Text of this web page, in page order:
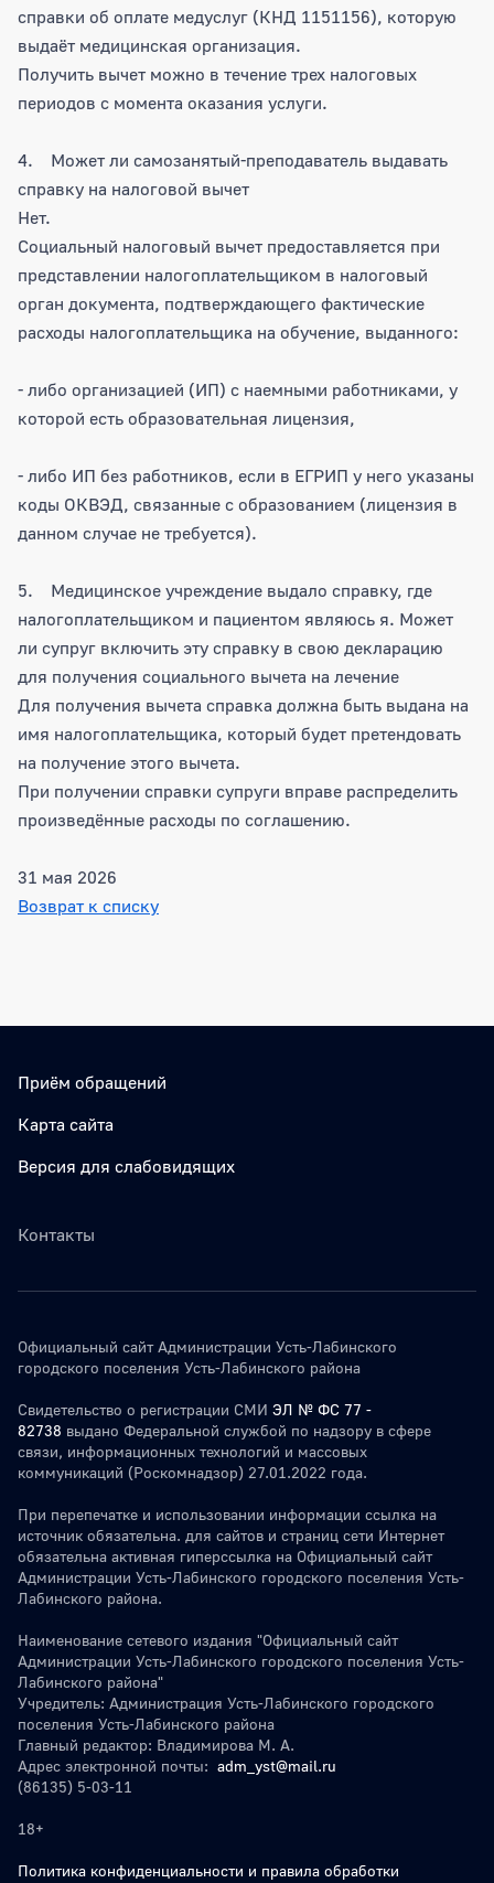
справки об оплате медуслуг (КНД 1151156), которую
выдаёт медицинская организация.
Получить вычет можно в течение трех налоговых
периодов с момента оказания услуги.
4. Может ли самозанятый-преподаватель выдавать
справку на налоговой вычет
Нет.
Социальный налоговый вычет предоставляется при
представлении налогоплательщиком в налоговый
орган документа, подтверждающего фактические
расходы налогоплательщика на обучение, выданного:
- либо организацией (ИП) с наемными работниками, у
которой есть образовательная лицензия,
- либо ИП без работников, если в ЕГРИП у него указаны
коды ОКВЭД, связанные с образованием (лицензия в
данном случае не требуется).
5. Медицинское учреждение выдало справку, где
налогоплательщиком и пациентом являюсь я. Может
ли супруг включить эту справку в свою декларацию
для получения социального вычета на лечение
Для получения вычета справка должна быть выдана на
имя налогоплательщика, который будет претендовать
на получение этого вычета.
При получении справки супруги вправе распределить
произведённые расходы по соглашению.
31 мая 2026
Возврат к списку
Приём обращений
Карта сайта
Версия для слабовидящих
Контакты
Официальный сайт Администрации Усть-Лабинского
городского поселения Усть-Лабинского района
Свидетельство о регистрации СМИ ЭЛ № ФС 77 -
82738 выдано Федеральной службой по надзору в сфере
связи, информационных технологий и массовых
коммуникаций (Роскомнадзор) 27.01.2022 года.
При перепечатке и использовании информации ссылка на
источник обязательна. для сайтов и страниц сети Интернет
обязательна активная гиперссылка на Официальный сайт
Администрации Усть-Лабинского городского поселения Усть-
Лабинского района.
Наименование сетевого издания "Официальный сайт
Администрации Усть-Лабинского городского поселения Усть-
Лабинского района"
Учредитель: Администрация Усть-Лабинского городского
поселения Усть-Лабинского района
Главный редактор: Владимирова М. А.
Адрес электронной почты: adm_yst@mail.ru
(86135) 5-03-11
18+
Политика конфиденциальности и правила обработки